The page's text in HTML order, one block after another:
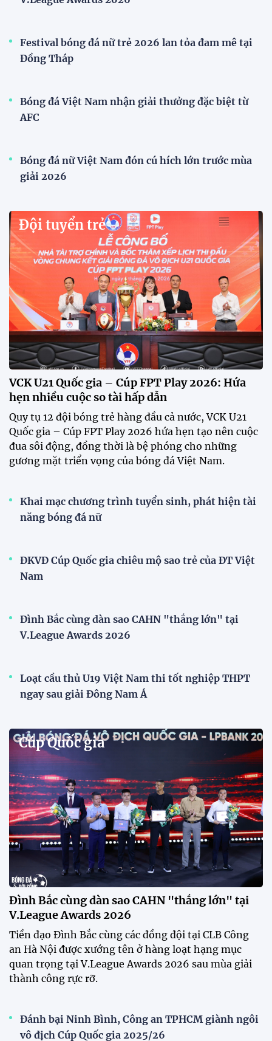
V.League Awards 2026
Đội tuyển Việt Nam
Xã Hùng Châu tưng bừng khai mạc giải bóng đá
truyền thống lần thứ VI
Giải bóng đá truyền thống xã Hùng Châu lần thứ VI
chính thức khởi tranh với sự tham gia của 14 đội
bóng, hứa hẹn mang đến những trận cầu hấp dẫn.
HLV Kim Sang Sik: "ĐT Việt Nam sẽ tung đội
hình mạnh nhất trước Campuchia"
CĐV vượt gần 80 km từ 5h30 sáng để mua vé xem
tuyển Việt Nam
Tuyển Việt Nam đối đầu Malaysia ở bán kết
ASEAN Cup 2026?
Đội tuyển Việt Nam được người hâm mộ chào đón
nồng nhiệt khi trở về Hà Nội
Đội tuyển nữ Việt Nam
tập để theo dõi sao nhập tịch tuyển Việt Nam
Buổi tập của tuyển Việt Nam chiều nay (29/7) bất
ngờ thu hút sự chú ý của truyền thông Singapore
khi một phóng viên có mặt tại sân để trực tiếp theo
dõi màn thể hiện của các ngôi sao nhập tịch.
Đình Bắc cùng dàn sao CAHN "thắng lớn" tại
V.League Awards 2026
Festival bóng đá nữ trẻ 2026 lan tỏa đam mê tại
Đồng Tháp
Bóng đá Việt Nam nhận giải thưởng đặc biệt từ
AFC
Bóng đá nữ Việt Nam đón cú hích lớn trước mùa
giải 2026